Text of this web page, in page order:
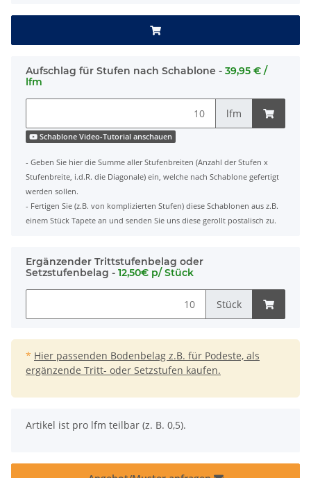
Aufschlag für Stufen nach Schablone - 39,95 € /
lfm
lfm
Schablone Video-Tutorial anschauen
- Geben Sie hier die Summe aller Stufenbreiten (Anzahl der Stufen x
Stufenbreite, i.d.R. die Diagonale) ein, welche nach Schablone gefertigt
werden sollen.
- Fertigen Sie (z.B. von komplizierten Stufen) diese Schablonen aus z.B.
einem Stück Tapete an und senden Sie uns diese gerollt postalisch zu.
Ergänzender Trittstufenbelag oder
Setzstufenbelag - 12,50€ p/ Stück
Stück
* Hier passenden Bodenbelag z.B. für Podeste, als
ergänzende Tritt- oder Setzstufen kaufen.
x
Artikel ist pro lfm teilbar (z. B. 0,5).